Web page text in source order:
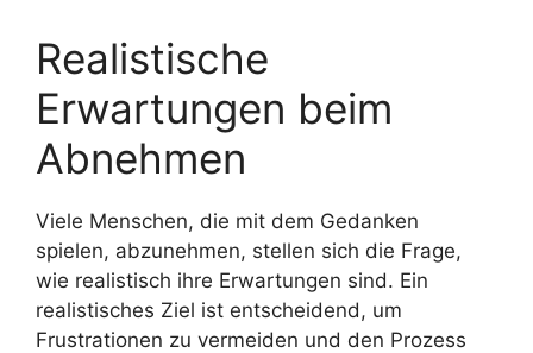
Realistische
Erwartungen beim
Abnehmen
Viele Menschen, die mit dem Gedanken
spielen, abzunehmen, stellen sich die Frage,
wie realistisch ihre Erwartungen sind. Ein
realistisches Ziel ist entscheidend, um
Frustrationen zu vermeiden und den Prozess